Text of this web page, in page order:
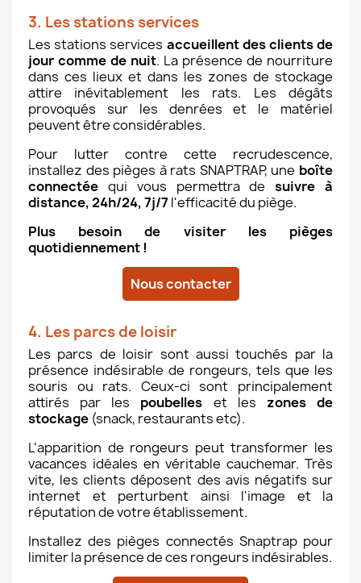
3. Les stations services
Les stations services accueillent des clients de
jour comme de nuit. La présence de nourriture
dans ces lieux et dans les zones de stockage
attire inévitablement les rats. Les dégâts
provoqués sur les denrées et le matériel
peuvent être considérables.
Pour lutter contre cette recrudescence,
installez des pièges à rats SNAPTRAP, une boîte
connectée qui vous permettra desuivre à
distance, 24h/24, 7j/7 l'efficacité du piège.
Plus besoin de visiter les pièges
quotidiennement !
Nous contacter
4. Les parcs de loisir
Les parcs de loisir sont aussi touchés par la
présence indésirable de rongeurs, tels que les
souris ou rats. Ceux-ci sont principalement
attirés par les poubelles et les zones de
stockage (snack, restaurants etc).
L'apparition de rongeurs peut transformer les
vacances idéales en véritable cauchemar. Très
vite, les clients déposent des avis négatifs sur
internet et perturbent ainsi l'image et la
réputation de votre établissement.
Installez des pièges connectés Snaptrap pour
limiter la présence de ces rongeurs indésirables.